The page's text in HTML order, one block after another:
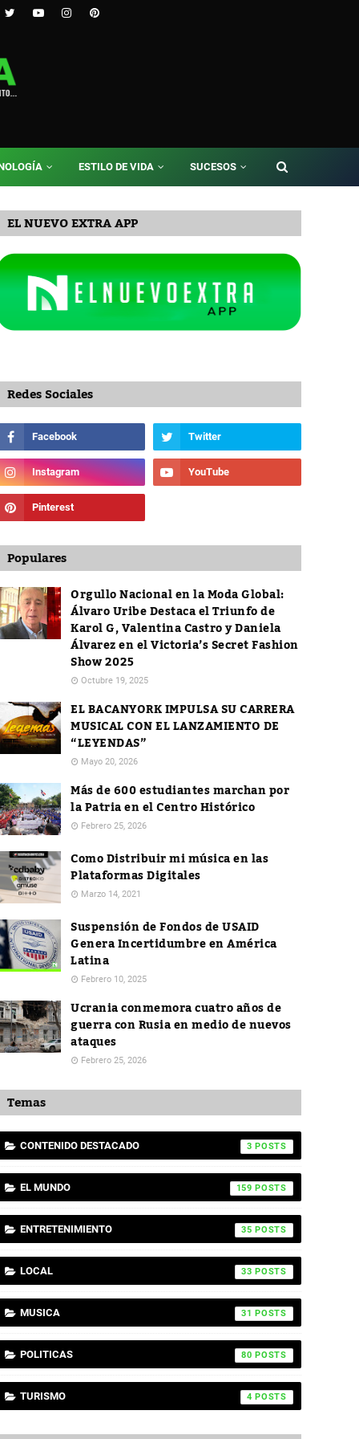
ESTILO DE VIDA SUCESOS
EL NUEVO EXTRA APP
Redes Sociales
Populares
Orgullo Nacional en la Moda Global:
Álvaro Uribe Destaca el Triunfo de
Karol G, Valentina Castro y Daniela
Álvarez en el Victoria’s Secret Fashion
Show 2025
Octubre 19, 2025
EL BACANYORK IMPULSA SU CARRERA
MUSICAL CON EL LANZAMIENTO DE
“LEYENDAS”
Mayo 20, 2026
Más de 600 estudiantes marchan por
la Patria en el Centro Histórico
Febrero 25, 2026
Como Distribuir mi música en las
Plataformas Digitales
Marzo 14, 2021
Suspensión de Fondos de USAID
Genera Incertidumbre en América
Latina
Febrero 10, 2025
Ucrania conmemora cuatro años de
guerra con Rusia en medio de nuevos
ataques
Febrero 25, 2026
Temas
CONTENIDO DESTACADO 3
EL MUNDO 159
ENTRETENIMIENTO 35
LOCAL 33
MUSICA 31
POLITICAS 80
TURISMO 4